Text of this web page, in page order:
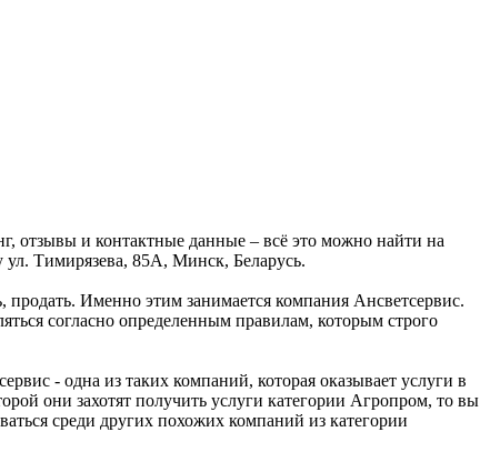
отзывы и контактные данные – всё это можно найти на
Тимирязева, 85А, Минск, Беларусь.
продать. Именно этим занимается компания Ансветсервис.
согласно определенным правилам, которым строго
- одна из таких компаний, которая оказывает услуги в
они захотят получить услуги категории Агропром, то вы
среди других похожих компаний из категории